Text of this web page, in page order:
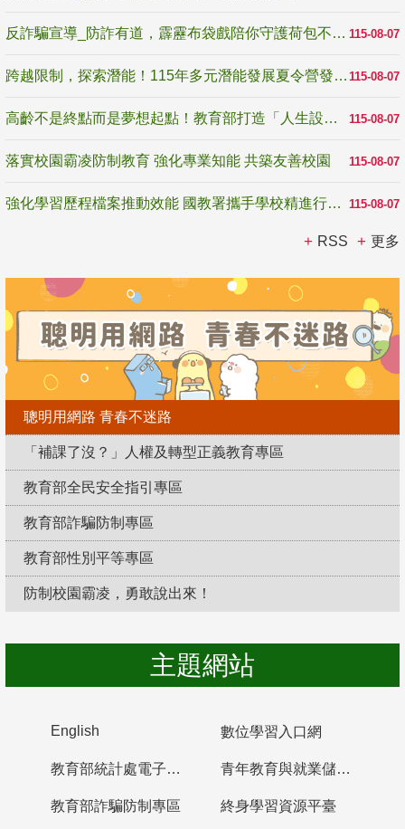
115-08-07
反詐騙宣導_防詐有道，霹靂布袋戲陪你守護荷包不受騙
115-08-07
跨越限制，探索潛能！115年多元潛能發展夏令營發掘生命無限可能
115-08-07
高齡不是終點而是夢想起點！教育部打造「人生設計夢工場」 參展第3屆高齡健康產業博覽會
115-08-07
落實校園霸凌防制教育 強化專業知能 共築友善校園
115-08-07
強化學習歷程檔案推動效能 國教署攜手學校精進行政與教學支持
RSS 更多
聰明用網路 青春不迷路
「補課了沒？」人權及轉型正義教育專區
教育部全民安全指引專區
教育部詐騙防制專區
教育部性別平等專區
防制校園霸凌，勇敢說出來！
主題網站
English 數位學習入口網
教育部統計處電子書櫃 青年教育與就業儲蓄帳戶
教育部詐騙防制專區 終身學習資源平臺